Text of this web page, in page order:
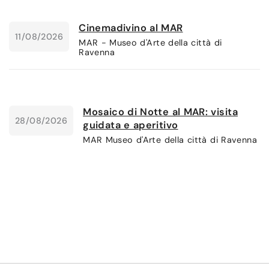
11/08/2026
Cinemadivino al MAR
MAR - Museo d'Arte della città di
Ravenna
28/08/2026
Mosaico di Notte al MAR: visita
guidata e aperitivo
MAR Museo d'Arte della città di Ravenna